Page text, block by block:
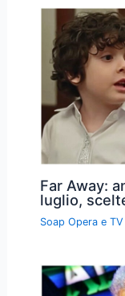
Far Away:
luglio,
Soap Opera e TV